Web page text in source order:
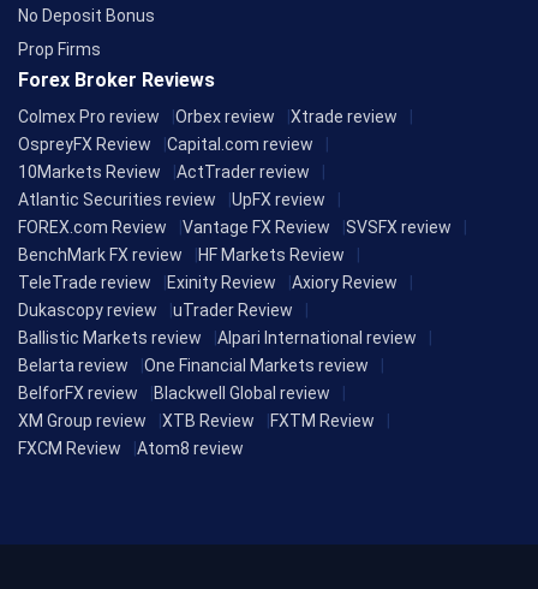
No Deposit Bonus
Prop Firms
Forex Broker Reviews
Colmex Pro review Orbex review
Xtrade review
OspreyFX Review
Capital.com review
10Markets Review
ActTrader review
Atlantic Securities review
UpFX review
FOREX.com Review
Vantage FX Review
SVSFX review
BenchMark FX review
HF Markets Review
TeleTrade review
Exinity Review
Axiory Review
Dukascopy review
uTrader Review
Ballistic Markets review
Alpari International review
Belarta review
One Financial Markets review
BelforFX review
Blackwell Global review
XM Group review
XTB Review
FXTM Review
FXCM Review
Atom8 review